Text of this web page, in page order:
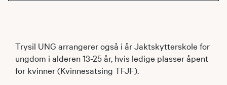
Trysil UNG arrangerer også i år Jaktskytterskole for
ungdom i alderen 13-25 år, hvis ledige plasser åpent
for kvinner (Kvinnesatsing TFJF).